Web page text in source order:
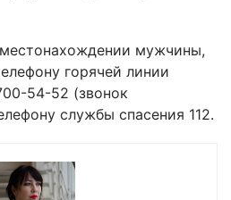
мужчины,
горячей линии
54-52 (звонок
службы спасения 112.